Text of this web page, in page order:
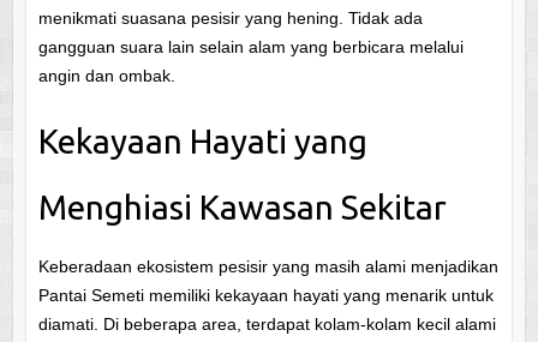
menikmati suasana pesisir yang hening. Tidak ada
gangguan suara lain selain alam yang berbicara melalui
angin dan ombak.
Kekayaan Hayati yang
Menghiasi Kawasan Sekitar
Keberadaan ekosistem pesisir yang masih alami menjadikan
Pantai Semeti memiliki kekayaan hayati yang menarik untuk
diamati. Di beberapa area, terdapat kolam-kolam kecil alami